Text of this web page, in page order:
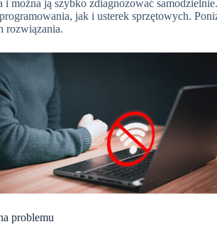
można ją szybko zdiagnozować
jak i usterek sprzętowych.
rozwiązania.
problemu